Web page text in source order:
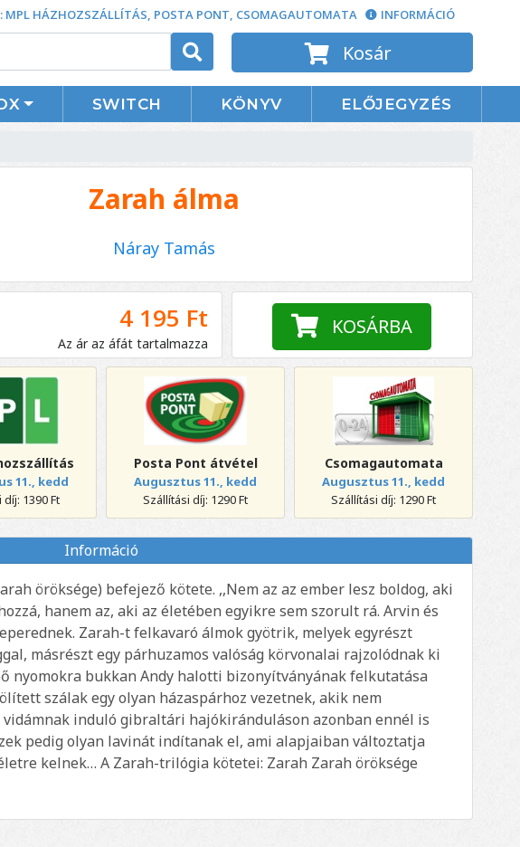
MPL HÁZHOZSZÁLLÍTÁS, POSTA PONT, CSOMAGAUTOMATA INFORMÁCIÓ
Kosár
SWITCH KÖNYV ELŐJEGYZÉS
Zarah álma
Náray Tamás
4 195 Ft
Az ár az áfát tartalmazza
KOSÁRBA
11., kedd
1390 Ft
Posta Pont átvétel
Augusztus 11., kedd
Szállítási díj: 1290 Ft
Csomagautomata
Augusztus 11., kedd
Szállítási díj: 1290 Ft
Információ
öröksége) befejező kötete. ,,Nem az az ember lesz boldog, aki
hanem az, aki az életében egyikre sem szorult rá. Arvin és
Zarah-t felkavaró álmok gyötrik, melyek egyrészt
másrészt egy párhuzamos valóság körvonalai rajzolódnak ki
nyomokra bukkan Andy halotti bizonyítványának felkutatása
szálak egy olyan házaspárhoz vezetnek, akik nem
induló gibraltári hajókiránduláson azonban ennél is
pedig olyan lavinát indítanak el, ami alapjaiban változtatja
kelnek… A Zarah-trilógia kötetei: Zarah Zarah öröksége